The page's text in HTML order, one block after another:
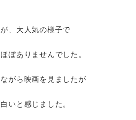
、大人気の様子で
ぼありませんでした。
がら映画を見ましたが
いと感じました。